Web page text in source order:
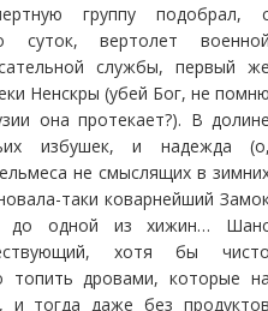
группу подобрал,
суток, вертолет
службы, первый
Ненскры (убей Бог, не
она протекает?). В
избушек, и надежда
не смыслящих в
таки коварнейший
до одной из хижин…
хотя бы
топить дровами, которые
и тогда даже без